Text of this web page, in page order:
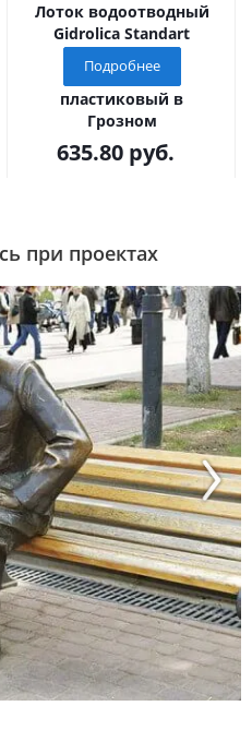
Лоток водоотводный
Gidrolica Standart
(Стандарт)
ЛВ-10.14,5.08 -
пластиковый в
Грозном
635.80 руб.
Подробнее
при проектах
Next